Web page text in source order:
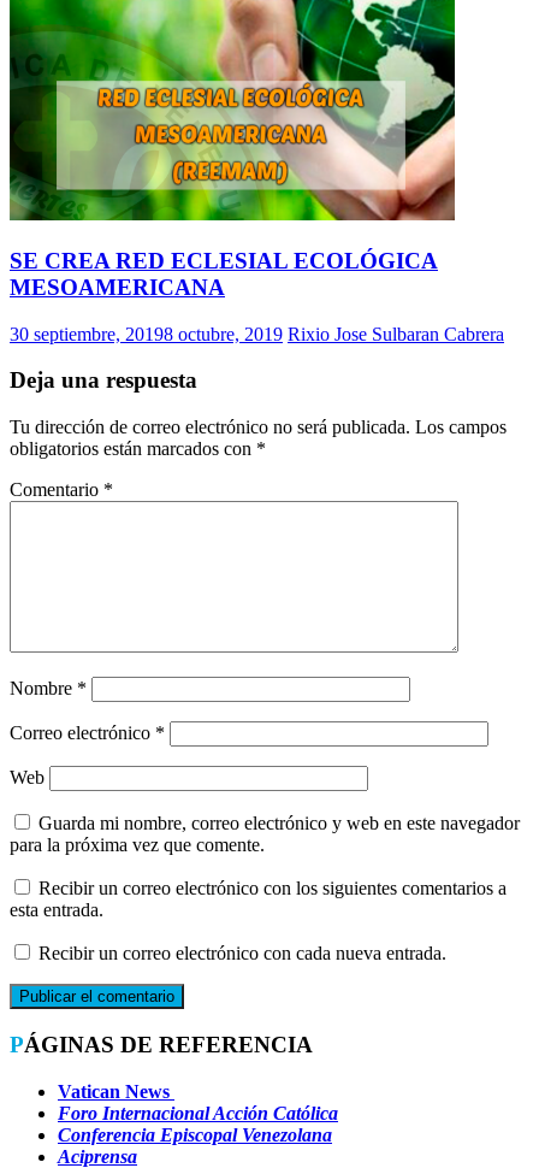
SE CREA RED ECLESIAL ECOLÓGICA
MESOAMERICANA
30 septiembre, 20198 octubre, 2019 Rixio Jose Sulbaran Cabrera
Deja una respuesta
Tu dirección de correo electrónico no será publicada. Los campos
obligatorios están marcados con *
Comentario *
Nombre *
Correo electrónico *
Web
Guarda mi nombre, correo electrónico y web en este navegador
para la próxima vez que comente.
Recibir un correo electrónico con los siguientes comentarios a
esta entrada.
Recibir un correo electrónico con cada nueva entrada.
PÁGINAS DE REFERENCIA
Vatican News
Foro Internacional Acción Católica
Conferencia Episcopal Venezolana
Aciprensa